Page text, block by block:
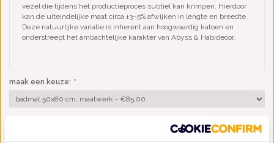
vezel die tijdens het productieproces subtiel kan krimpen. Hierdoor
kan de uiteindelijke maat circa ±3–5% afwijken in lengte en breedte.
Deze natuurlijke variatie is inherent aan hoogwaardig katoen en
onderstreept het ambachtelijke karakter van Abyss & Habidecor.
maak een keuze: *
TOEVOEGEN AAN WINKELWAGEN